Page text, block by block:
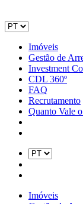
Imóveis
Gestão de
Investment
CDL 360º
FAQ
Recrutamento
Quanto Vale
Imóveis